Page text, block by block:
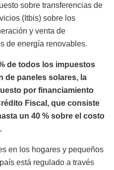
sobre transferencias de
(Itbis) sobre los
y venta de
de energía renovables.
de todos los impuestos
de paneles solares, la
por financiamiento
Fiscal, que consiste
un 40 % sobre el costo
en los hogares y pequeños
está regulado a través